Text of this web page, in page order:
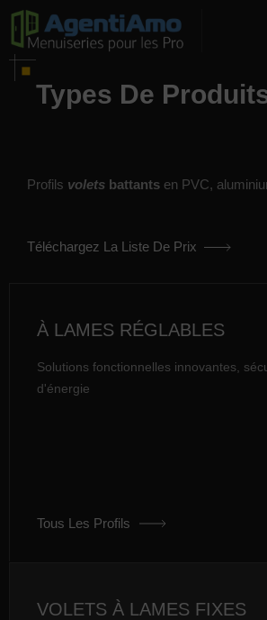
Types De
Profils volets battants en PVC,
Téléchargez La Liste De Prix
À LAMES RÉGLABLES
Solutions fonctionnelles innovantes,
d'énergie
Tous Les Profils
VOLETS À LAMES FIXES